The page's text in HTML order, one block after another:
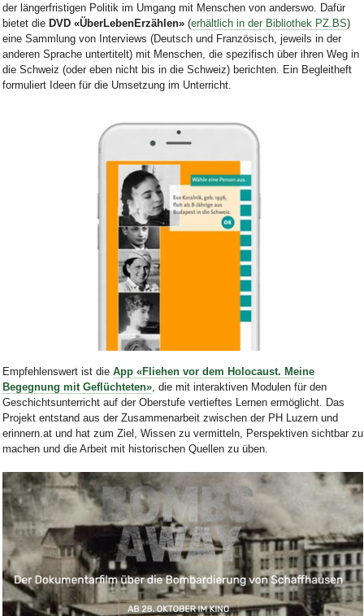
der längerfristigen Politik im Umgang mit Menschen von anderswo. Dafür
bietet die DVD «ÜberLebenErzählen»(erhältlich in der Bibliothek PZ.BS)
eine Sammlung von Interviews (Deutsch und Französisch, jeweils in der
anderen Sprache untertitelt) mit Menschen, die spezifisch über ihren Weg in
die Schweiz (oder eben nicht bis in die Schweiz) berichten. Ein Begleitheft
formuliert Ideen für die Umsetzung im Unterricht.
Empfehlenswert ist die App «Fliehen vor dem Holocaust. Meine
Begegnung mit Geflüchteten», die mit interaktiven Modulen für den
Geschichtsunterricht auf der Oberstufe vertieftes Lernen ermöglicht. Das
Projekt entstand aus der Zusammenarbeit zwischen der PH Luzern und
erinnern.at und hat zum Ziel, Wissen zu vermitteln, Perspektiven sichtbar zu
machen und die Arbeit mit historischen Quellen zu üben.